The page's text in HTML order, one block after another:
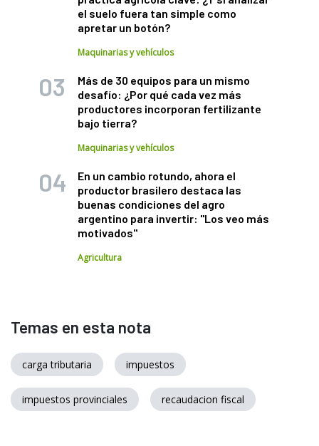
el suelo fuera tan simple como
apretar un botón?
Maquinarias y vehículos
Más de 30 equipos para un mismo
desafío: ¿Por qué cada vez más
productores incorporan fertilizante
bajo tierra?
Maquinarias y vehículos
En un cambio rotundo, ahora el
productor brasilero destaca las
buenas condiciones del agro
argentino para invertir: "Los veo más
motivados"
Agricultura
Temas en esta nota
carga tributaria impuestos
impuestos provinciales recaudacion fiscal